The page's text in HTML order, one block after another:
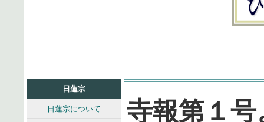
日蓮宗
日蓮宗について 寺報第１号